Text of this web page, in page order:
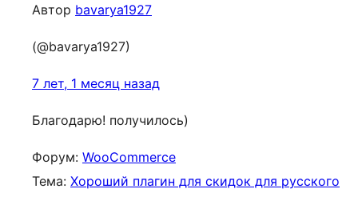
Автор bavarya1927
(@bavarya1927)
7 лет, 1 месяц назад
Благодарю! получилось)
Форум: WooCommerce
Тема: Хороший плагин для скидок для русского